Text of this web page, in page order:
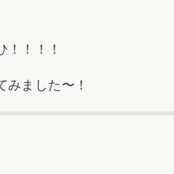
！！！！
みました〜！